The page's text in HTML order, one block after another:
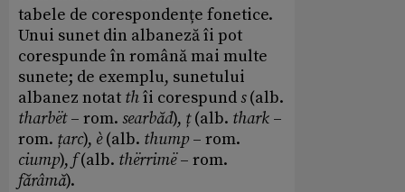
tabele de corespondențe fonetice.
Unui sunet din albaneză îi pot
corespunde în română mai multe
sunete; de exemplu, sunetului
albanez notat thîi corespunds(alb.
tharbët– rom. searbăd), ț(alb. thark –
rom. țarc), è(alb. thump– rom.
ciump), f(alb. thërrimë– rom.
fărâmă).